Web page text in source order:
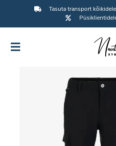
Tasuta transport